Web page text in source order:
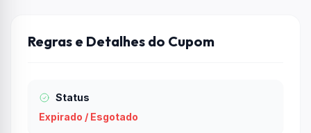
Regras e Detalhes do Cupom
Status
Expirado / Esgotado